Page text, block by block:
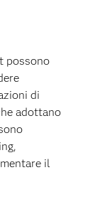
possono
di
adottano
il